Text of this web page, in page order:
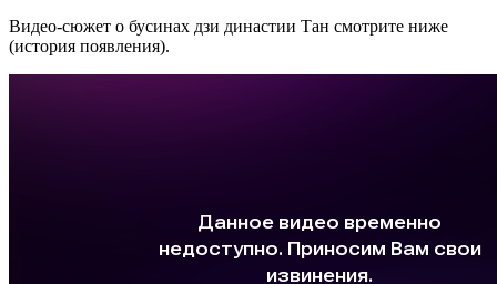
Видео-сюжет о бусинах дзи династии Тан смотрите ниже
(история появления).